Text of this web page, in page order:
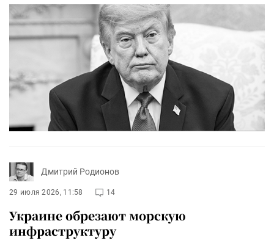
Дмитрий Родионов
29 июля 2026, 11:58 14
Украине обрезают морскую
инфраструктуру